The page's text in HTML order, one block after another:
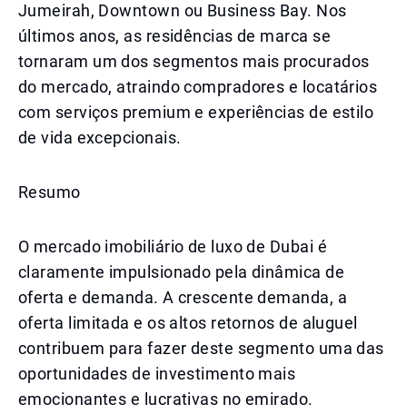
Jumeirah, Downtown ou Business Bay. Nos
últimos anos, as residências de marca se
tornaram um dos segmentos mais procurados
do mercado, atraindo compradores e locatários
com serviços premium e experiências de estilo
de vida excepcionais.
Resumo
O mercado imobiliário de luxo de Dubai é
claramente impulsionado pela dinâmica de
oferta e demanda. A crescente demanda, a
oferta limitada e os altos retornos de aluguel
contribuem para fazer deste segmento uma das
oportunidades de investimento mais
emocionantes e lucrativas no emirado.